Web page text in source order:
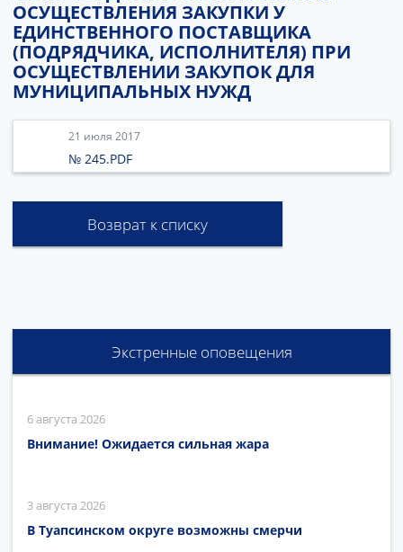
ОСУЩЕСТВЛЕНИЯ ЗАКУПКИ У
ЕДИНСТВЕННОГО ПОСТАВЩИКА
(ПОДРЯДЧИКА, ИСПОЛНИТЕЛЯ) ПРИ
ОСУЩЕСТВЛЕНИИ ЗАКУПОК ДЛЯ
МУНИЦИПАЛЬНЫХ НУЖД
21 июля 2017
№ 245.PDF
Возврат к списку
Экстренные оповещения
6 августа 2026
Внимание! Ожидается сильная жара
3 августа 2026
В Туапсинском округе возможны смерчи